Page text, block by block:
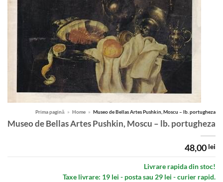
Prima pagină » Home » Museo de Bellas Artes Pushkin, Moscu – lb. portugheza
Museo de Bellas Artes Pushkin, Moscu – lb. portugheza
48,00 lei
Livrare rapida din stoc!
Taxe livrare: 19 lei - posta sau 29 lei - curier rapid.